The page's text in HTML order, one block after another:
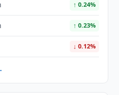
↑ 0.24%
↑ 0.23%
↓ 0.12%